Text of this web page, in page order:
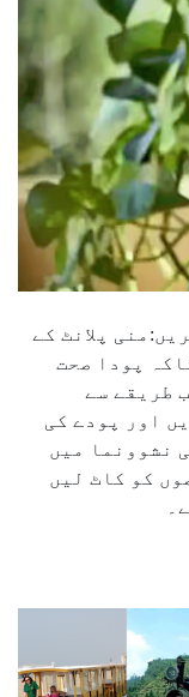
پلانٹ کے
پودا صحت
طریقے سے
اور پودے کی
نشوونما میں
کو کاٹ لیں